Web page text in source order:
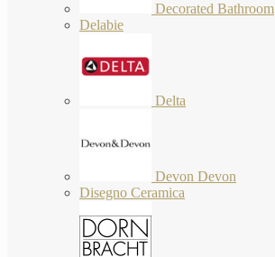
Decorated Bathroom
Delabie
Delta
Devon Devon
Disegno Ceramica